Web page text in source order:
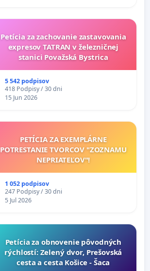
Petícia za zachovanie zastavovania
expresov TATRAN v železničnej
stanici Považská Bystrica
5 542 podpisov
418 Podpisy / 30 dni
15 Jun 2026
PETÍCIA ZA EXEMPLÁRNE
POTRESTANIE TVORCOV "ZOZNAMU
NEPRIATEĽOV"!
1 052 podpisov
247 Podpisy / 30 dni
5 Jul 2026
​Petícia za obnovenie pôvodných
rýchlostí: Zelený dvor, Prešovská
cesta a cesta Košice - Šaca